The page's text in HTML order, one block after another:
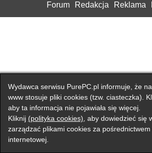
Forum
Redakcja Reklama
Wydawca serwisu PurePC.pl informuje, że
www stosuje pliki cookies (tzw. ciasteczka).
aby ta informacja nie pojawiała się więcej.
Kliknij (polityka cookies) , aby dowiedzieć się
zarządzać plikami cookies za
internetowej.